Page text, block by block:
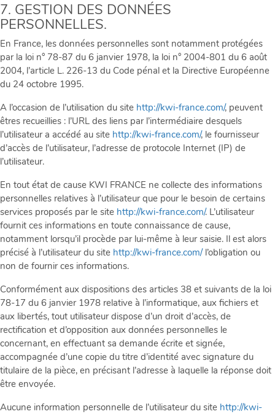
7. GESTION DES DONNÉES
PERSONNELLES.
En France, les données personnelles sont notamment protégées
par la loi n° 78-87 du 6 janvier 1978, la loi n° 2004-801 du 6 août
2004, l’article L. 226-13 du Code pénal et la Directive Européenne
du 24 octobre 1995.
A l’occasion de l’utilisation du site http://kwi-france.com/, peuvent
êtres recueillies : l’URL des liens par l’intermédiaire desquels
l’utilisateur a accédé au site http://kwi-france.com/, le fournisseur
d’accès de l’utilisateur, l’adresse de protocole Internet (IP) de
l’utilisateur.
En tout état de cause KWI FRANCE ne collecte des informations
personnelles relatives à l’utilisateur que pour le besoin de certains
services proposés par le site http://kwi-france.com/. L’utilisateur
fournit ces informations en toute connaissance de cause,
notamment lorsqu’il procède par lui-même à leur saisie. Il est alors
précisé à l’utilisateur du site http://kwi-france.com/l’obligation ou
non de fournir ces informations.
Conformément aux dispositions des articles 38 et suivants de la loi
78-17 du 6 janvier 1978 relative à l’informatique, aux fichiers et
aux libertés, tout utilisateur dispose d’un droit d’accès, de
rectification et d’opposition aux données personnelles le
concernant, en effectuant sa demande écrite et signée,
accompagnée d’une copie du titre d’identité avec signature du
titulaire de la pièce, en précisant l’adresse à laquelle la réponse doit
être envoyée.
Aucune information personnelle de l’utilisateur du site http://kwi-